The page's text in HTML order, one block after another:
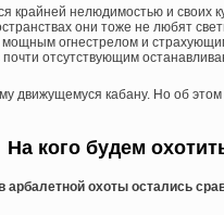
крайней нелюдимостью и своих
они тоже не любят
огнестрелом и
отсутствующим
движущемуся кабану. Но об этом
На кого будем
арбалетной охоты остались